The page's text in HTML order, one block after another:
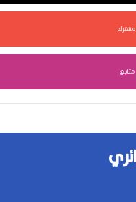
مشترك
متابع